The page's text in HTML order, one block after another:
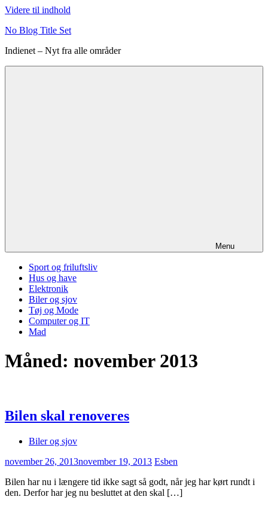
Videre til indhold
No Blog Title Set
Indienet – Nyt fra alle områder
Menu
Sport og friluftsliv
Hus og have
Elektronik
Biler og sjov
Tøj og Mode
Computer og IT
Mad
Måned: november 2013
Bilen skal renoveres
Biler og sjov
november 26, 2013november 19, 2013 Esben
Bilen har nu i længere tid ikke sagt så godt, når jeg har kørt rundt i
den. Derfor har jeg nu besluttet at den skal […]